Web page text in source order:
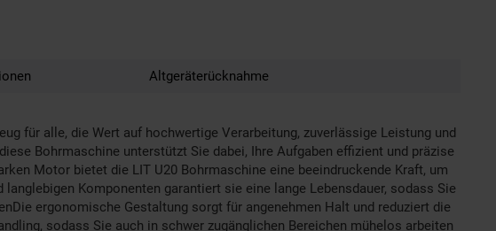
Altgeräterücknahme
für alle, die Wert auf hochwertige Verarbeitung, zuverlässige Leistung und
Bohrmaschine unterstützt Sie dabei, Ihre Aufgaben effizient und präzise
Motor bietet die LIT U20 Bohrmaschine eine beeindruckende Kraft, um
Komponenten garantiert sie eine lange Lebensdauer, sodass Sie
ergonomische Gestaltung sorgt für angenehmen Halt und reduziert die
sodass Sie auch in schwer zugänglichen Bereichen mühelos arbeiten